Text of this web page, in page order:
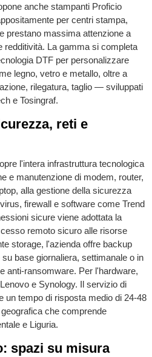
anche stampanti Proficio
per centri stampa,
prestano massima attenzione a
redditività. La gamma si completa
DTF per personalizzare
legno, vetro e metallo, oltre a
rilegatura, taglio — sviluppati
e Tosingraf.
reti e
l'intera infrastruttura tecnologica
e manutenzione di modem, router,
alla gestione della sicurezza
firewall e software come Trend
sicure viene adottata la
remoto sicuro alle risorse
storage, l'azienda offre backup
base giornaliera, settimanale o in
anti-ransomware. Per l'hardware,
e Synology. Il servizio di
un tempo di risposta medio di 24-48
che comprende
e Liguria.
spazi su misura